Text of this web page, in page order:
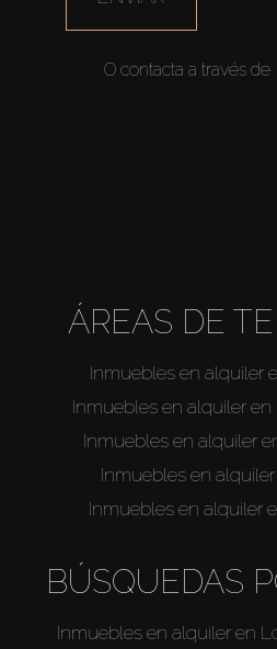
O contacta a través de
ÁREAS DE
Inmuebles en alquiler
Inmuebles en alquiler
Inmuebles en alquiler
Inmuebles en
Inmuebles en alquiler
BÚSQUEDAS
Inmuebles en alquiler en